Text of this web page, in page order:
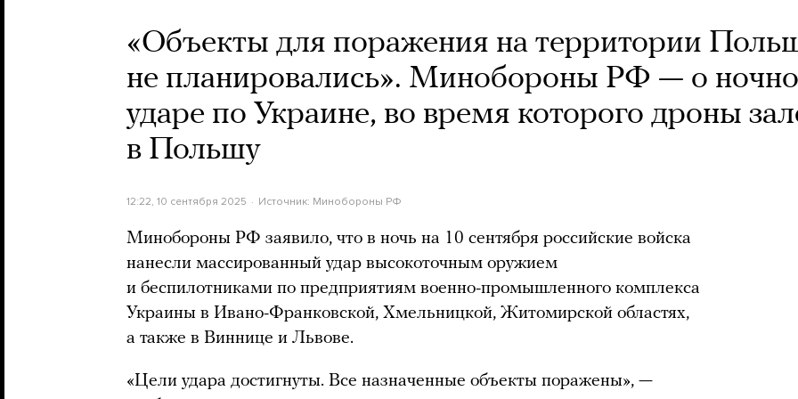
«Объекты для поражения на территории
не планировались». Минобороны РФ — о
ударе по Украине, во время которого дроны
в Польшу
12:22, 10 сентября 2025 Источник: Минобороны РФ
Минобороны РФ заявило, что в ночь на 10 сентября российские войска
нанесли массированный удар высокоточным оружием
и беспилотниками по предприятиям военно-промышленного комплекса
Украины в Ивано-Франковской, Хмельницкой, Житомирской областях,
а также в Виннице и Львове.
«Цели удара достигнуты. Все назначенные объекты поражены», —